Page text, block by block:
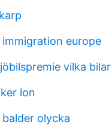
europe
vilka bilar
lon
balder olycka